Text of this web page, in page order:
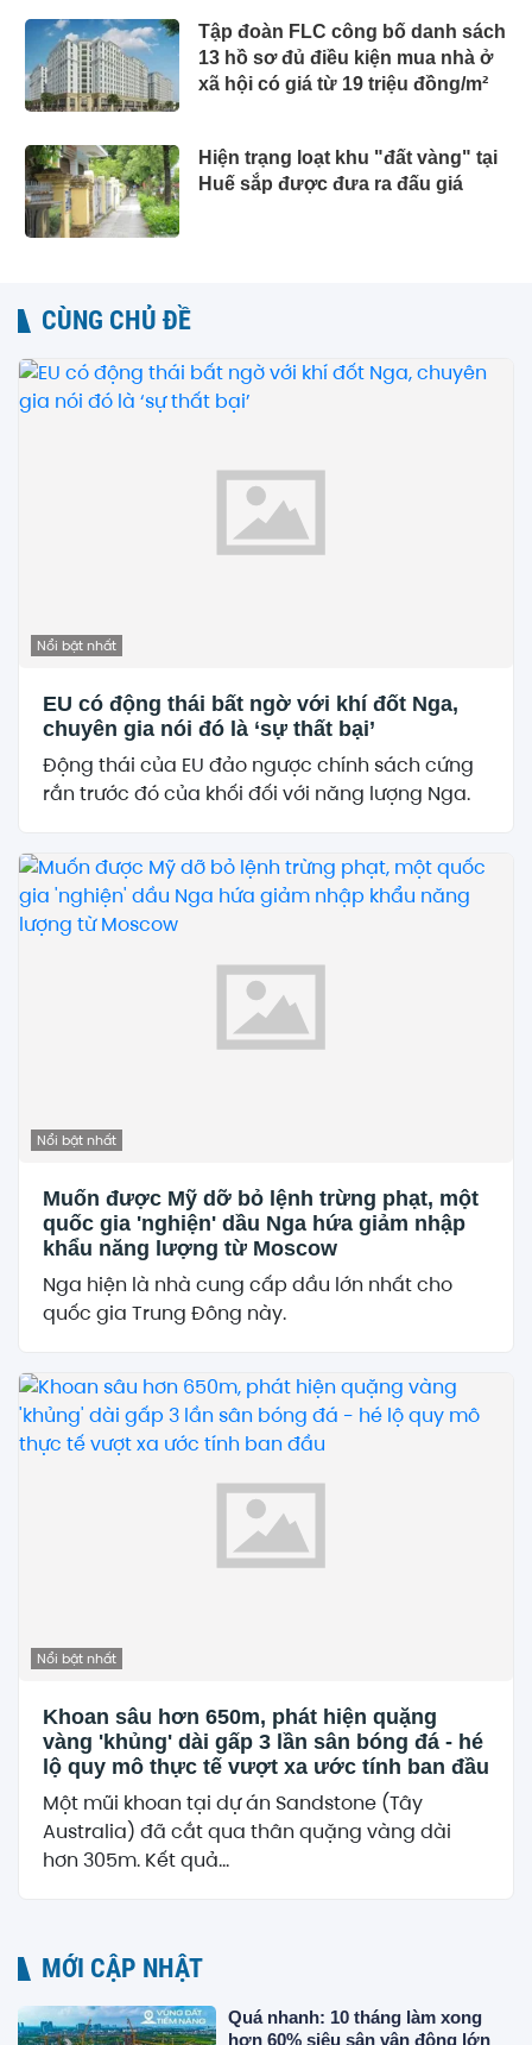
Tập đoàn FLC công bố danh sách
13 hồ sơ đủ điều kiện mua nhà ở
xã hội có giá từ 19 triệu đồng/m²
Hiện trạng loạt khu "đất vàng" tại
Huế sắp được đưa ra đấu giá
CÙNG CHỦ ĐỀ
Nổi bật nhất
EU có động thái bất ngờ với khí đốt Nga,
chuyên gia nói đó là ‘sự thất bại’
Động thái của EU đảo ngược chính sách cứng
rắn trước đó của khối đối với năng lượng Nga.
Nổi bật nhất
Muốn được Mỹ dỡ bỏ lệnh trừng phạt, một
quốc gia 'nghiện' dầu Nga hứa giảm nhập
khẩu năng lượng từ Moscow
Nga hiện là nhà cung cấp dầu lớn nhất cho
quốc gia Trung Đông này.
Nổi bật nhất
Khoan sâu hơn 650m, phát hiện quặng
vàng 'khủng' dài gấp 3 lần sân bóng đá - hé
lộ quy mô thực tế vượt xa ước tính ban đầu
Một mũi khoan tại dự án Sandstone (Tây
Australia) đã cắt qua thân quặng vàng dài
hơn 305m. Kết quả...
MỚI CẬP NHẬT
Quá nhanh: 10 tháng làm xong
hơn 60% siêu sân vận động lớn